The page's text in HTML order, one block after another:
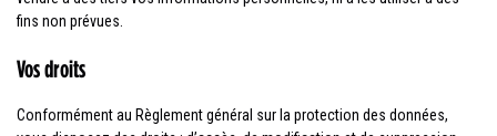
fins non prévues.
Vos droits
Conformément au Règlement général sur la protection des données,